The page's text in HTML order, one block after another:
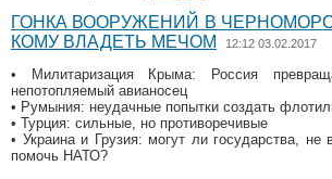
ГОНКА ВООРУЖЕНИЙ В
КОМУ ВЛАДЕТЬ МЕЧОМ
12:12 03.02.2017
• Милитаризация Крыма: Россия
непотопляемый авианосец
• Румыния: неудачные попытки создать
• Турция: сильные, но противоречивые
• Украина и Грузия: могут ли государства,
помочь НАТО?